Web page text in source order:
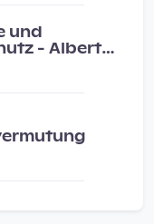
und
- Albert
/ Studio